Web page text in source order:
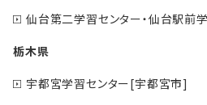
仙台第二学習センター・仙台駅前
栃木県
宇都宮学習センター[宇都宮市]